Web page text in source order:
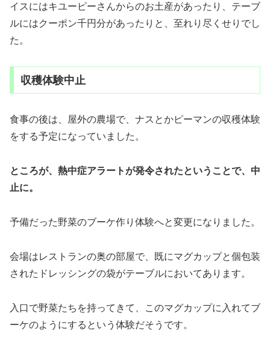
イスにはキユーピーさんからのお土産があったり、テーブ
ルにはクーポン千円分があったりと、至れり尽くせりでし
た。
収穫体験中止
食事の後は、屋外の農場で、ナスとかピーマンの収穫体験
をする予定になっていました。
ところが、熱中症アラートが発令されたということで、中
止に。
予備だった野菜のブーケ作り体験へと変更になりました。
会場はレストランの奥の部屋で、既にマグカップと個包装
されたドレッシングの袋がテーブルにおいてあります。
入口で野菜たちを持ってきて、このマグカップに入れてブ
ーケのようにするという体験だそうです。